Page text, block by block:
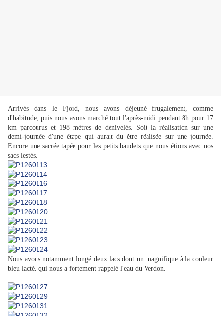
Arrivés dans le Fjord, nous avons déjeuné frugalement, comme
d'habitude, puis nous avons marché tout l'après-midi pendant 8h pour 17
km parcourus et 198 mètres de dénivelés. Soit la réalisation sur une
demi-journée d'une étape qui aurait du être réalisée sur une journée.
Encore une sacrée tapée pour les petits baudets que nous étions avec nos
sacs lestés.
Nous avons notamment longé deux lacs dont un magnifique à la couleur
bleu lacté, qui nous a fortement rappelé l'eau du Verdon.